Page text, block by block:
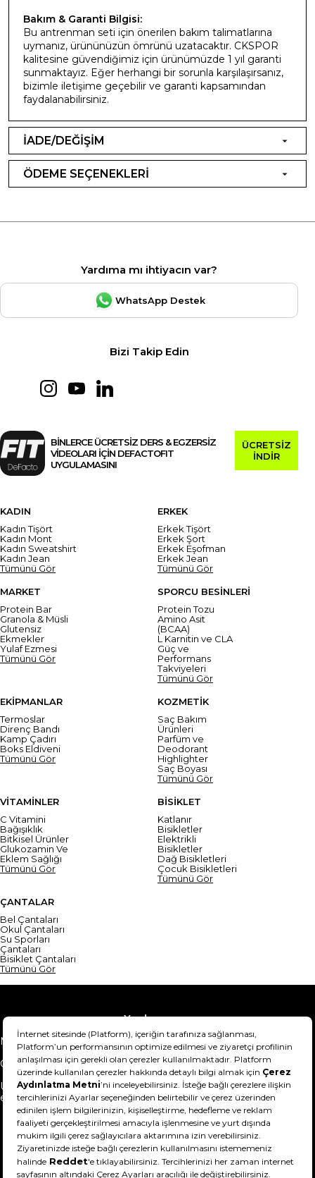
Bakım & Garanti Bilgisi:
Bu antrenman seti için önerilen bakım talimatlarına
uymanız, ürününüzün ömrünü uzatacaktır. CKSPOR
kalitesine güvendiğimiz için ürünümüzde 1 yıl garanti
sunmaktayız. Eğer herhangi bir sorunla karşılaşırsanız,
bizimle iletişime geçebilir ve garanti kapsamından
faydalanabilirsiniz.
İADE/DEĞİŞİM
ÖDEME SEÇENEKLERİ
Yardıma mı ihtiyacın var?
WhatsApp Destek
Bizi Takip Edin
BİNLERCE ÜCRETSİZ DERS & EGZERSİZ
VİDEOLARI İÇİN DEFACTOFIT
UYGULAMASINI
ÜCRETSİZ
İNDİR
KADIN
Kadın Tişört
Kadın Mont
Kadın Sweatshirt
Kadın Jean
Tümünü Gör
ERKEK
Erkek Tişört
Erkek Şort
Erkek Eşofman
Erkek Jean
Tümünü Gör
MARKET
Protein Bar
Granola & Müsli
Glutensiz
Ekmekler
Yulaf Ezmesi
Tümünü Gör
SPORCU BESİNLERİ
Protein Tozu
Amino Asit
(BCAA)
L Karnitin ve CLA
Güç ve
Performans
Takviyeleri
Tümünü Gör
EKİPMANLAR
Termoslar
Direnç Bandı
Kamp Çadırı
Boks Eldiveni
Tümünü Gör
KOZMETİK
Saç Bakım
Ürünleri
Parfüm ve
Deodorant
Highlighter
Saç Boyası
Tümünü Gör
VİTAMİNLER
C Vitamini
Bağışıklık
Bitkisel Ürünler
Glukozamin Ve
Eklem Sağlığı
Tümünü Gör
BİSİKLET
Katlanır
Bisikletler
Elektrikli
Bisikletler
Dağ Bisikletleri
Çocuk Bisikletleri
Tümünü Gör
ÇANTALAR
Bel Çantaları
Okul Çantaları
Su Sporları
Çantaları
Bisiklet Çantaları
Tümünü Gör
Yardım
Mesafeli Satış Sözleşmesi
Teslimat Bilgisi
Gizlilik Sözleşmesi
Şartlar & Koşullar
Ürünümü nasıl iade
edebilirim?
Hakkımızda